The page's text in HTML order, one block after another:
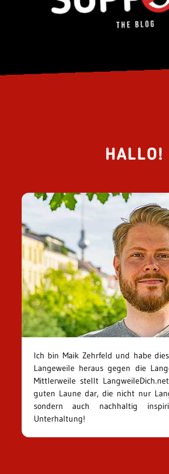
HALLO!
Ich bin Maik Zehrfeld und habe
Langeweile heraus gegen die
Mittlerweile stellt
guten Laune dar, die nicht nur
sondern auch nachhaltig
Unterhaltung!